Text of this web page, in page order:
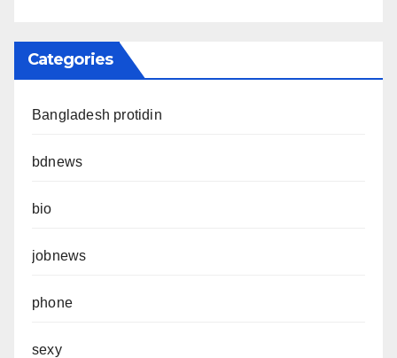
Categories
Bangladesh protidin
bdnews
bio
jobnews
phone
sexy